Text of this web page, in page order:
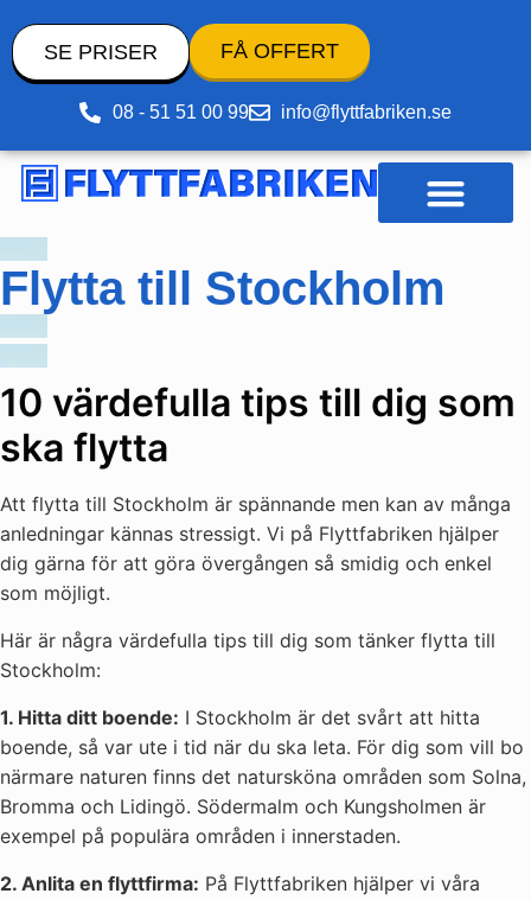
08 - 51 51 00 99 info@flyttfabriken.se
SE PRISER FÅ OFFERT
Flytta till Stockholm
10 värdefulla tips till dig som
ska flytta
Att flytta till Stockholm är spännande men kan av många
anledningar kännas stressigt. Vi på Flyttfabriken hjälper
dig gärna för att göra övergången så smidig och enkel
som möjligt.
Här är några värdefulla tips till dig som tänker flytta till
Stockholm:
1. Hitta ditt boende: I Stockholm är det svårt att hitta
boende, så var ute i tid när du ska leta. För dig som vill bo
närmare naturen finns det natursköna områden som Solna,
Bromma och Lidingö. Södermalm och Kungsholmen är
exempel på populära områden i innerstaden.
2. Anlita en flyttfirma: På Flyttfabriken hjälper vi våra